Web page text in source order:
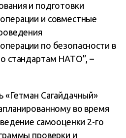
и подготовки
и совместные
по безопасности в
стандартам НАТО”, –
«Гетман Сагайдачный»
во время
самооценки 2-го
проверки и